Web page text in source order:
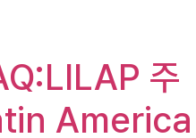
주
America